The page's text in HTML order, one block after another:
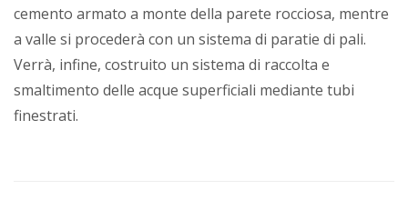
cemento armato a monte della parete rocciosa, mentre
a valle si procederà con un sistema di paratie di pali.
Verrà, infine, costruito un sistema di raccolta e
smaltimento delle acque superficiali mediante tubi
finestrati.